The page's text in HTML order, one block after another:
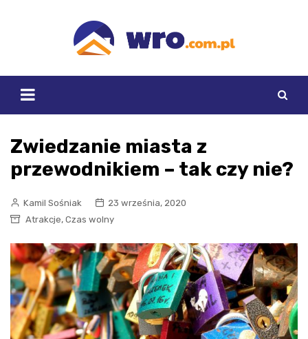
Zwiedzanie miasta z
przewodnikiem – tak czy nie?
Kamil Sośniak
23 września, 2020
Atrakcje, Czas wolny